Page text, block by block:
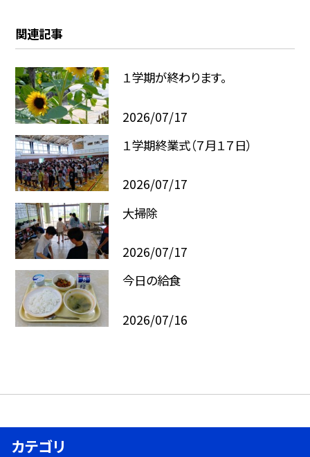
関連記事
１学期が終わります。
2026/07/17
１学期終業式（７月１７日）
2026/07/17
大掃除
2026/07/17
今日の給食
2026/07/16
カテゴリ